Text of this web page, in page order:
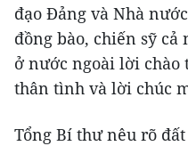
đạo Đảng và Nhà
đồng bào, chiến sỹ cả
ở nước ngoài lời
thân tình và lời chúc
Tổng Bí thư nêu rõ